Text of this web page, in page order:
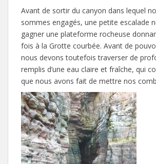
Avant de sortir du canyon dans lequel
sommes engagés, une petite escalade
gagner une plateforme rocheuse
fois à la Grotte courbée. Avant de
nous devons toutefois traverser de
remplis d’une eau claire et fraîche, qui
que nous avons fait de mettre nos